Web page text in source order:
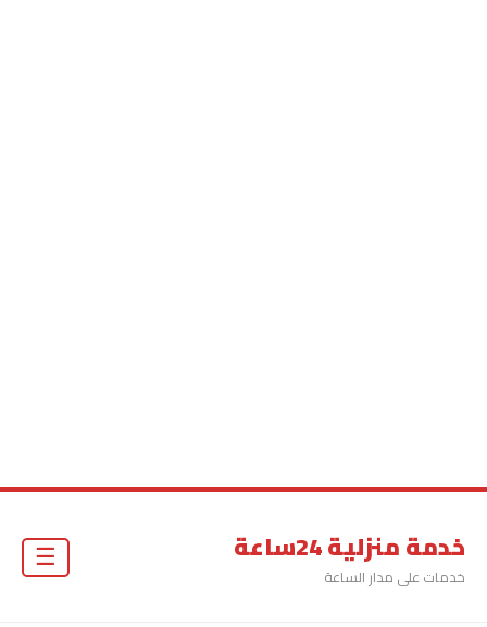
خدمة منزلية 24ساعة
خدمات على مدار الساعة
☰